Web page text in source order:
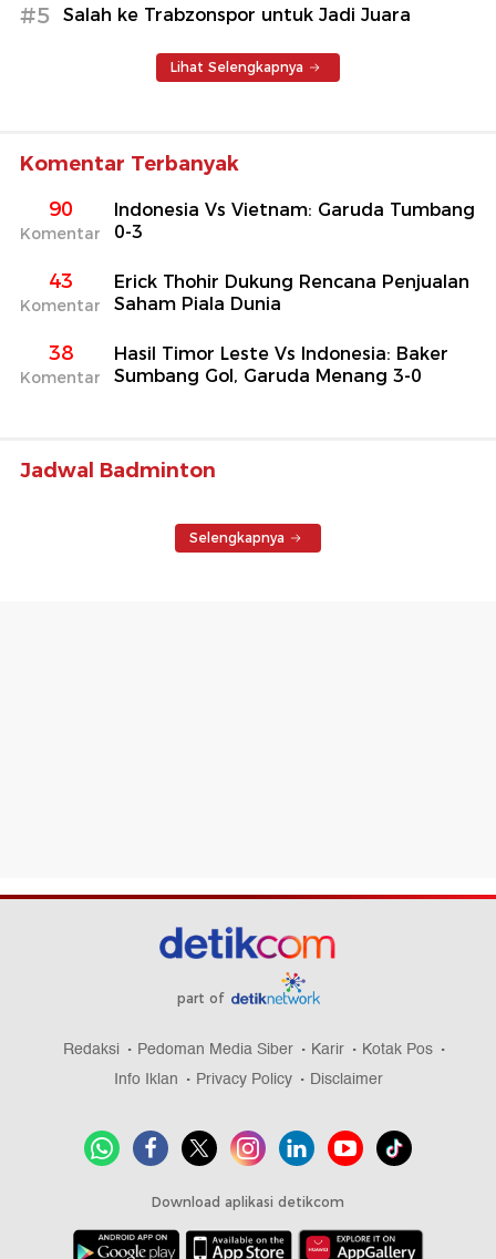
#5 Salah ke Trabzonspor untuk Jadi Juara
Lihat Selengkapnya
Komentar Terbanyak
90
Komentar
Indonesia Vs Vietnam: Garuda Tumbang
0-3
43
Komentar
Erick Thohir Dukung Rencana Penjualan
Saham Piala Dunia
38
Komentar
Hasil Timor Leste Vs Indonesia: Baker
Sumbang Gol, Garuda Menang 3-0
Jadwal Badminton
Selengkapnya
part of
Redaksi Pedoman Media Siber Karir
Kotak Pos
Info Iklan
Privacy Policy Disclaimer
Download aplikasi detikcom